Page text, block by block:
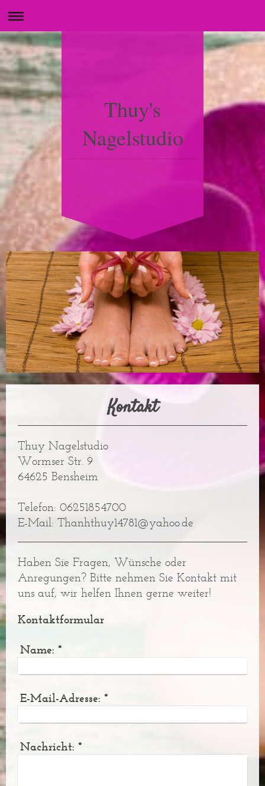
Thuy's
Nagelstudio
Kontakt
Thuy Nagelstudio
Wormser Str. 9
64625 Bensheim
Telefon: 06251854700
E-Mail: Thanhthuy14781@yahoo.de
Haben Sie Fragen, Wünsche oder
Anregungen? Bitte nehmen Sie Kontakt mit
uns auf, wir helfen Ihnen gerne weiter!
Kontaktformular
Name: *
E-Mail-Adresse: *
Nachricht: *